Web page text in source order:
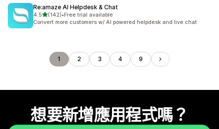
Re:amaze AI Helpdesk & Chat
4.5滿分 5 顆星
(142)
共有 142 則評價
•Free trial available
Convert more customers w/ AI powered helpdesk and live chat
1 2 3 4 9
想要新增應用程式嗎？